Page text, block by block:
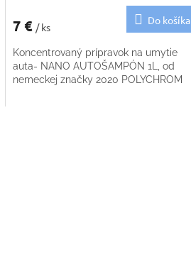
7 € / ks
Do košíka
Koncentrovaný prípravok na umytie
auta- NANO AUTOŠAMPÓN 1L, od
nemeckej značky 2020 POLYCHROM